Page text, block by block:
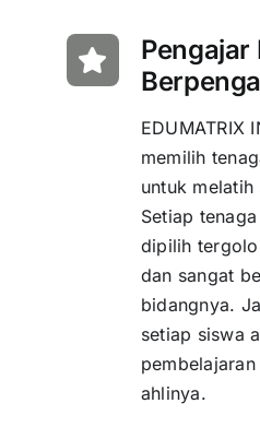
Pengajar
EDUMATRIX
memilih
untuk
Setiap
dipilih
dan sangat
bidangnya.
setiap siswa
ahlinya.